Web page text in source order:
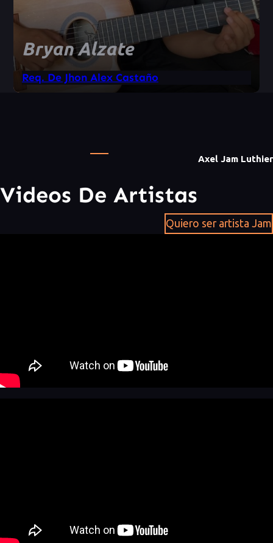
Bryan Alzate
Req. De Jhon Alex Castaño
Axel Jam Luthier
Videos De Artistas
Quiero ser artista Jam